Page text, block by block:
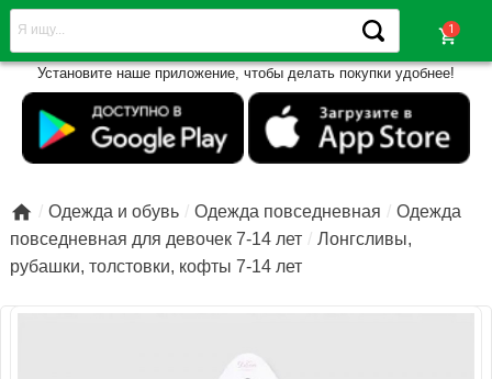
shopping_cart
Установите наше приложение, чтобы делать покупки удобнее!
 Одежда и обувь Одежда повседневная
Одежда
повседневная для девочек 7-14 лет
Лонгсливы,
рубашки, толстовки, кофты 7-14 лет